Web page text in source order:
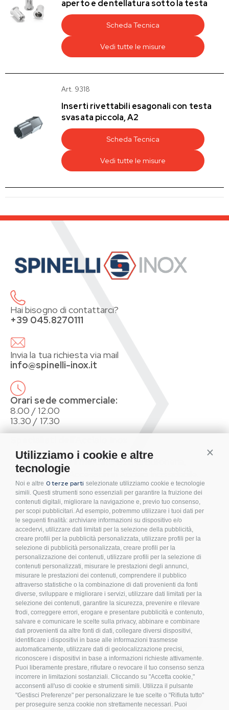
Utilizziamo i cookie e altre
tecnologie
Noi e altre 0 terze parti selezionate utilizziamo cookie e tecnologie
simili. Questi strumenti sono essenziali per garantire la fruizione dei
contenuti digitali, migliorare la navigazione e, previo tuo consenso,
per scopi pubblicitari. Ad esempio, potremmo utilizzare i tuoi dati per
le seguenti finalità: archiviare informazioni su dispositivo e/o
accedervi, utilizzare dati limitati per la selezione della pubblicità,
creare profili per la pubblicità personalizzata, utilizzare profili per la
selezione di pubblicità personalizzata, creare profili per la
personalizzazione dei contenuti, utilizzare profili per la selezione di
contenuti personalizzati, misurare le prestazioni degli annunci,
misurare le prestazioni dei contenuti, comprendere il pubblico
attraverso statistiche o la combinazione di dati provenienti da fonti
diverse, sviluppare e migliorare i servizi, utilizzare dati limitati per la
selezione dei contenuti, garantire la sicurezza, prevenire e rilevare
frodi, correggere errori, erogare e presentare pubblicità e contenuto,
salvare e comunicare le scelte sulla privacy, abbinare e combinare
dati provenienti da altre fonti di dati, collegare diversi dispositivi,
identificare i dispositivi in base alle informazioni trasmesse
automaticamente, utilizzare dati di geolocalizzazione precisi,
riconoscere i dispositivi in base a informazioni richieste attivamente.
Puoi liberamente prestare, rifiutare o revocare il tuo consenso senza
incorrere in limitazioni sostanziali. Cliccando su "Accetta cookie,"
acconsenti all'uso di cookie e strumenti simili. Utilizza il pulsante
"Gestisci Preferenze" per personalizzare le tue scelte o "Rifiuta tutto"
per proseguire senza cookie non strettamente necessari. Puoi
aperto e dentellatura sotto la testa
Scheda Tecnica
Vedi tutte le misure
Art. 9318
Inserti rivettabili esagonali con testa
svasata piccola, A2
Scheda Tecnica
Vedi tutte le misure
Hai bisogno di contattarci?
+39 045.8270111
Invia la tua richiesta via mail
info@spinelli-inox.it
Orari sede commerciale:
8.00 / 12.00
13.30 / 17.30
Distributori per il mercato B2B di Bulloneria,
Raccorderia e Accessori in Acciaio Inossidabile.
Sistemi di fissaggio per Impianti Fotovoltaici.
Condizioni d’acquisto
Privacy Policy
Cookies
Compliance
Etichettatura Ambientale
FAQ
Bulloneria
Raccorderia
Accessori per Arredo e Nautica
Sistemi di fissaggio per Impianti Fotovoltaici
Iscriviti alla nostra newsletter!
ISCRIVITI